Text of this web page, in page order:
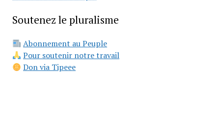
Soutenez le pluralisme
Abonnement au Peuple
Pour soutenir notre travail
Don via Tipeee